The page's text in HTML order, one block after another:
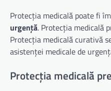
Protecția medicală poate fi
urgență. Protecția medicală
Protecția medicală curativă
asistenței medicale de
Protecția medicală